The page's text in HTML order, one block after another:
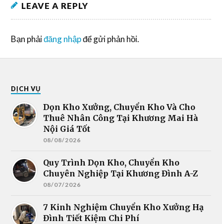
LEAVE A REPLY
Bạn phảiđăng nhậpđể gửi phản hồi.
DỊCH VỤ
Dọn Kho Xưởng, Chuyển Kho Và Cho
Thuê Nhân Công Tại Khương Mai Hà
Nội Giá Tốt
08/08/2026
Quy Trình Dọn Kho, Chuyển Kho
Chuyên Nghiệp Tại Khương Đình A-Z
08/07/2026
7 Kinh Nghiệm Chuyển Kho Xưởng Hạ
Đình Tiết Kiệm Chi Phí